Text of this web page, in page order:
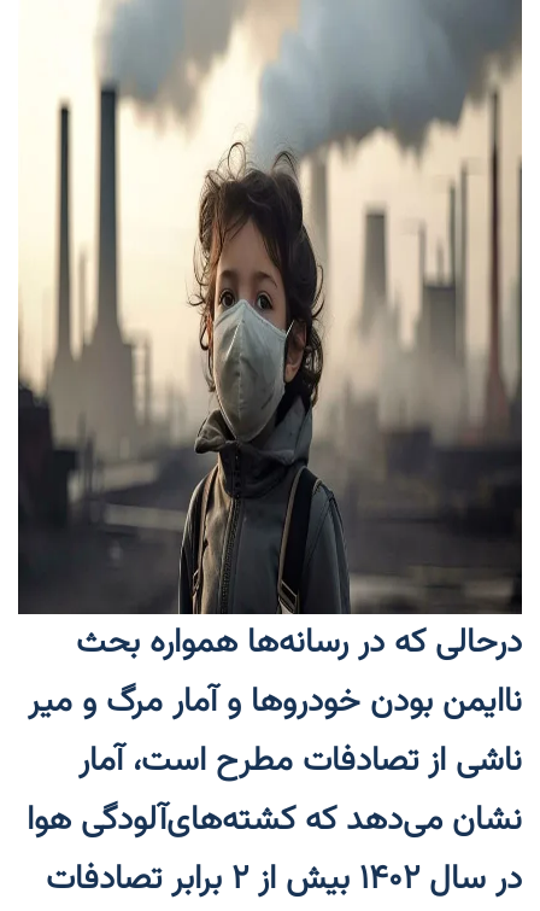
درحالی که در رسانه‌ها همواره بحث
ناایمن بودن خودروها و آمار مرگ و میر
ناشی از تصادفات مطرح است، آمار
نشان می‌دهد که کشته‌های‌آلودگی هوا
در سال ۱۴۰۲ بیش از ۲ برابر تصادفات